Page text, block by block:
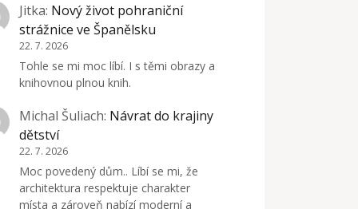
Jitka: Nový život pohraniční
strážnice ve Španělsku
22. 7. 2026
Tohle se mi moc líbí. I s těmi obrazy a
knihovnou plnou knih.
Michal Šuliach: Návrat do krajiny
dětství
22. 7. 2026
Moc povedený dům.. Líbí se mi, že
architektura respektuje charakter
místa a zároveň nabízí moderní a